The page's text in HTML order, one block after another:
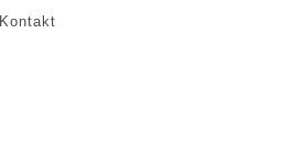
Kontakt